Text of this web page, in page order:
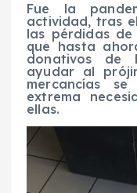
Fue la
actividad, tras
las pérdidas
que hasta
donativos de
ayudar al
mercancías
extrema
ellas.